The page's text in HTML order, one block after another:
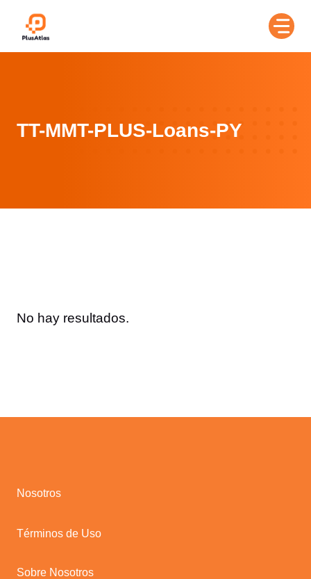
TT-MMT-PLUS-Loans-PY
No hay resultados.
Nosotros
Términos de Uso
Sobre Nosotros